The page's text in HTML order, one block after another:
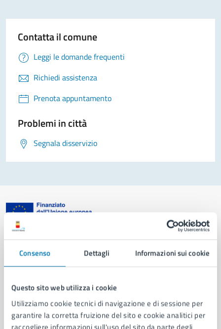
Consenso Dettagli Informazioni sui cookie
Questo sito web utilizza i cookie
Utilizziamo cookie tecnici di navigazione e di sessione per
garantire la corretta fruizione del sito e cookie analitici per
Contatta il comune
Leggi le domande frequenti
Richiedi assistenza
Prenota appuntamento
Problemi in città
Segnala disservizio
AMMINISTRAZIONE
Aree amministrative
Municipalità
Uffici